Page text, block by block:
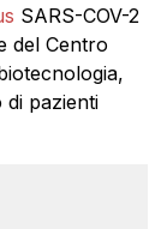
SARS-COV-2
del Centro
pazienti